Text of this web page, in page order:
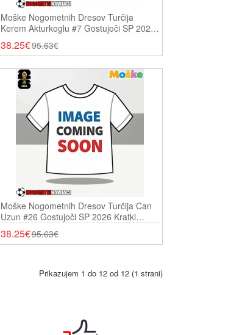
Moške Nogometnih Dresov Turčija
Kerem Akturkoglu #7 Gostujoči SP 2026
Kratki Rokavi
38.25€95.63€
Moške Nogometnih Dresov Turčija Can
Uzun #26 Gostujoči SP 2026 Kratki
Rokavi
38.25€95.63€
Prikazujem 1 do 12 od 12 (1 strani)